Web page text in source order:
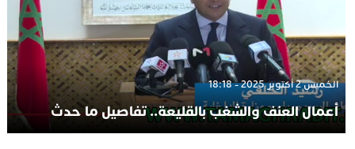
الخميس 2 أكتوبر 2025 - 18:18
أعمال العنف والشغب بالقليعة.. تفاصيل ما حدث